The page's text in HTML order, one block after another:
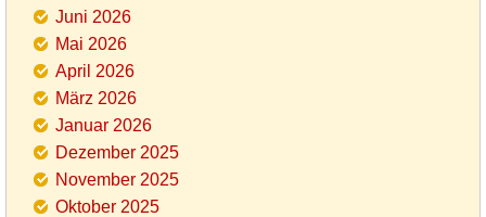
Juni 2026
Mai 2026
April 2026
März 2026
Januar 2026
Dezember 2025
November 2025
Oktober 2025